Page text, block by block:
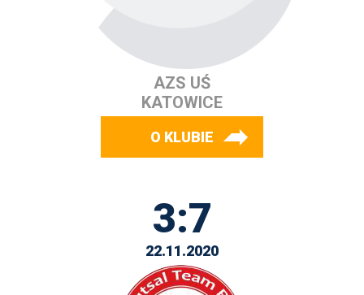
AZS UŚ
KATOWICE
O KLUBIE
3:7
22.11.2020